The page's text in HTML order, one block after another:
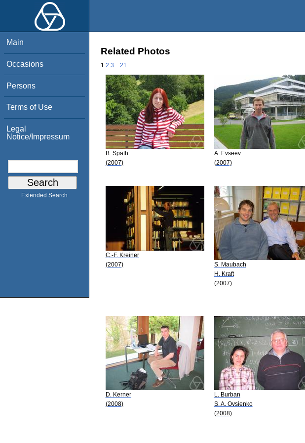
Main
Occasions
Persons
Terms of Use
Legal
Notice/Impressum
Extended Search
Related Photos
1 2 3 21
B. Späth
(2007)
A. Evseev
(2007)
C.-F. Kreiner
(2007)
S. Maubach
H. Kraft
(2007)
D. Kerner
(2008)
L. Burban
S. A. Ovsienko
(2008)